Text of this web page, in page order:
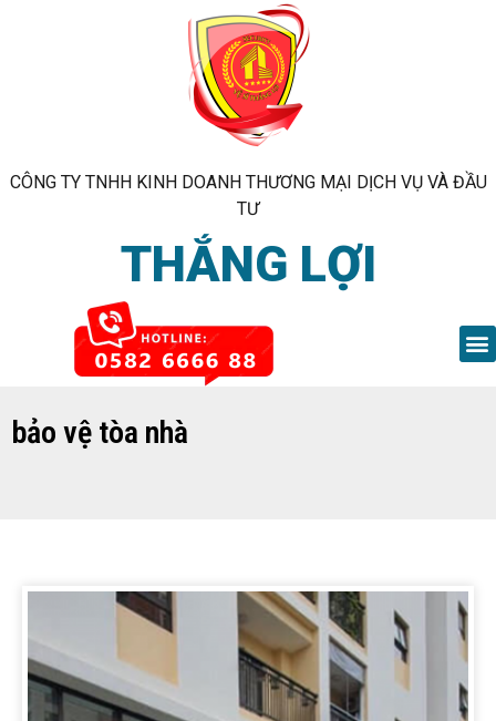
CÔNG TY TNHH KINH DOANH THƯƠNG MẠI DỊCH VỤ VÀ ĐẦU
TƯ
THẮNG LỢI
bảo vệ tòa nhà